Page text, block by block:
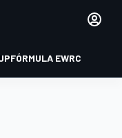
FÓRMULA EWRC